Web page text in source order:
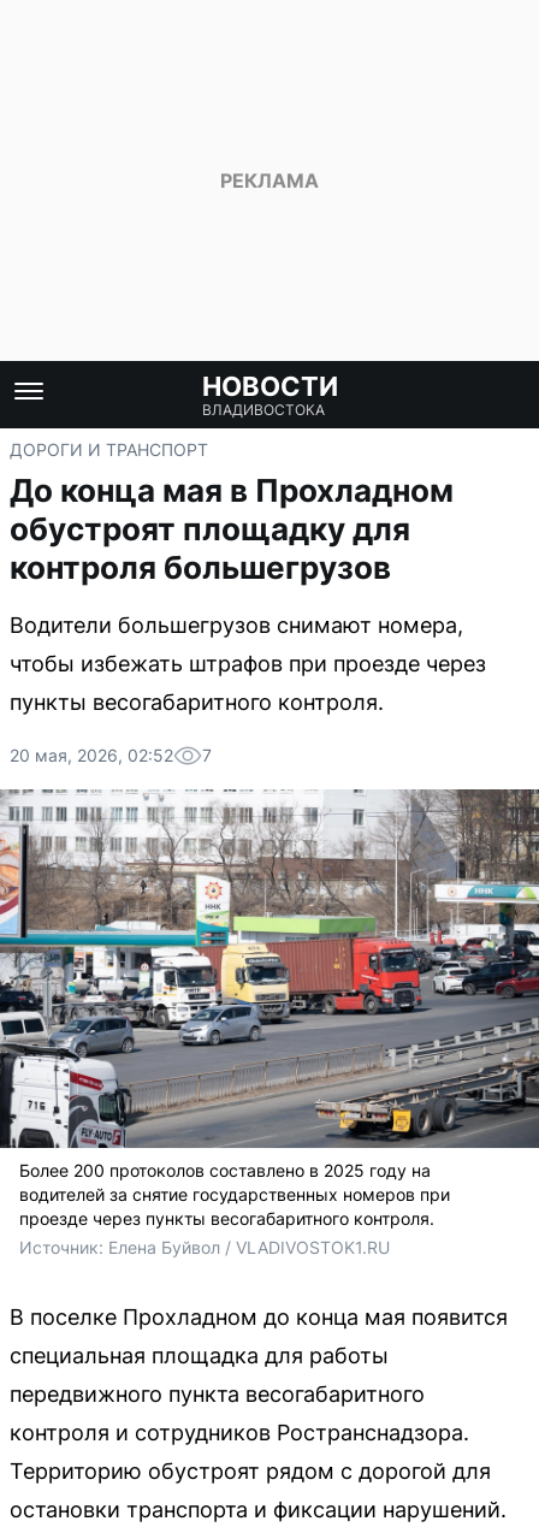
НОВОСТИ
ВЛАДИВОСТОКА
ДОРОГИ И ТРАНСПОРТ
До конца мая в Прохладном
обустроят площадку для
контроля большегрузов
Водители большегрузов снимают номера,
чтобы избежать штрафов при проезде через
пункты весогабаритного контроля.
20 мая, 2026, 02:52 7
Более 200 протоколов составлено в 2025 году на
водителей за снятие государственных номеров при
проезде через пункты весогабаритного контроля.
Источник: Елена Буйвол / VLADIVOSTOK1.RU
В поселке Прохладном до конца мая появится
специальная площадка для работы
передвижного пункта весогабаритного
контроля и сотрудников Ространснадзора.
Территорию обустроят рядом с дорогой для
остановки транспорта и фиксации нарушений.